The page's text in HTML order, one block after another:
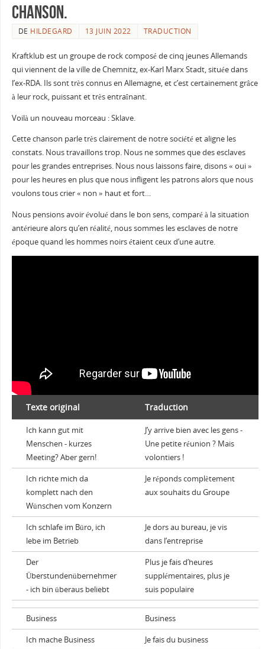
chanson.
DE HILDEGARD 13 JUIN 2022 TRADUCTION
Kraftklub est un groupe de rock composé de cinq jeunes Allemands
qui viennent de la ville de Chemnitz, ex-Karl Marx Stadt, située dans
l’ex-RDA. Ils sont très connus en Allemagne, et c’est certainement grâce
à leur rock, puissant et très entraînant.
Voilà un nouveau morceau : Sklave.
Cette chanson parle très clairement de notre société et aligne les
constats. Nous travaillons trop. Nous ne sommes que des esclaves
pour les grandes entreprises. Nous nous laissons faire, disons « oui »
pour les heures en plus que nous infligent les patrons alors que nous
voulons tous crier « non » haut et fort…
Nous pensions avoir évolué dans le bon sens, comparé à la situation
antérieure alors qu’en réalité, nous sommes les esclaves de notre
époque quand les hommes noirs étaient ceux d’une autre.
Texte original Traduction
Ich kann gut mit
Menschen - kurzes
Meeting? Aber gern!
J’y arrive bien avec les gens -
Une petite réunion ? Mais
volontiers !
Ich richte mich da
komplett nach den
Wünschen vom Konzern
Je réponds complètement
aux souhaits du Groupe
Ich schlafe im Büro, ich
lebe im Betrieb
Je dors au bureau, je vis
dans l’entreprise
Der
Überstundenübernehmer
- ich bin überaus beliebt
Plus je fais d’heures
supplémentaires, plus je
suis populaire
Business Business
Ich mache Business Je fais du business